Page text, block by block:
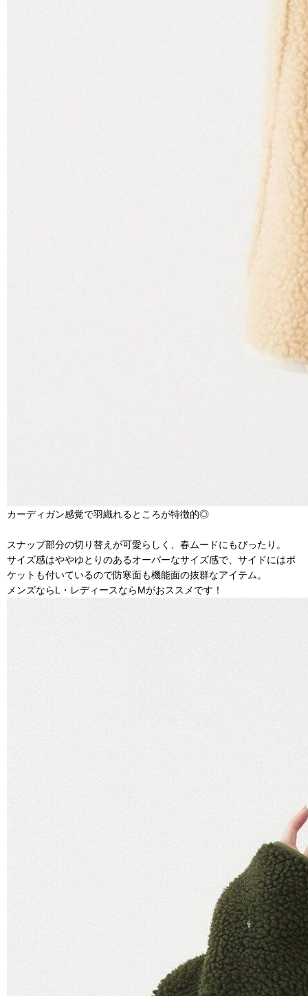
カーディガン感覚で羽織れるところが特徴的◎
スナップ部分の切り替えが可愛らしく、春ムードにもぴったり。
サイズ感はややゆとりのあるオーバーなサイズ感で、サイドにはポ
ケットも付いているので防寒面も機能面の抜群なアイテム。
メンズならL・レディースならMがおススメです！